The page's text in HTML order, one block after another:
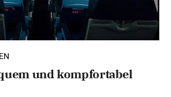
und kompfortabel